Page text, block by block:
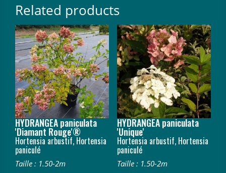
Related products
HYDRANGEA paniculata
'Diamant Rouge'®
Hortensia arbustif, Hortensia
paniculé
Taille : 1.50-2m
HYDRANGEA paniculata
'Unique'
Hortensia arbustif, Hortensia
paniculé
Taille : 1.50-2m